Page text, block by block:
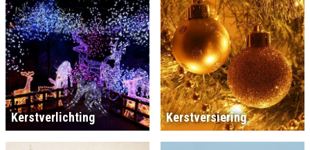
Kerstverlichting Kerstversiering